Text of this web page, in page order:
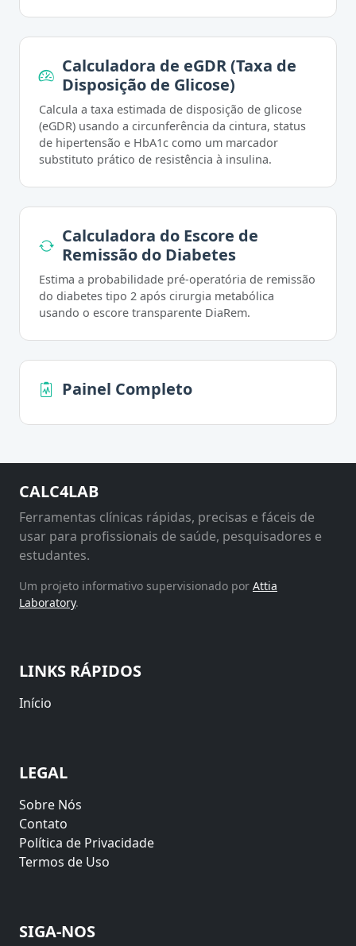
Calculadora de eGDR (Taxa de
Disposição de Glicose)
Calcula a taxa estimada de disposição de glicose
(eGDR) usando a circunferência da cintura, status
de hipertensão e HbA1c como um marcador
substituto prático de resistência à insulina.
Calculadora do Escore de
Remissão do Diabetes
Estima a probabilidade pré-operatória de remissão
do diabetes tipo 2 após cirurgia metabólica
usando o escore transparente DiaRem.
Painel Completo
CALC4LAB
Ferramentas clínicas rápidas, precisas e fáceis de
usar para profissionais de saúde, pesquisadores e
estudantes.
Um projeto informativo supervisionado por Attia
Laboratory.
LINKS RÁPIDOS
Início
LEGAL
Sobre Nós
Contato
Política de Privacidade
Termos de Uso
SIGA-NOS